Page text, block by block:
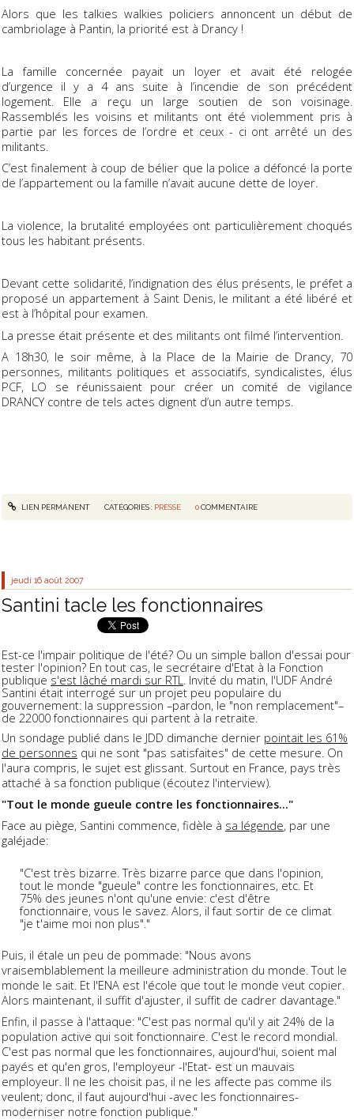
Alors que les talkies walkies policiers annoncent un début de
cambriolage à Pantin, la priorité est à Drancy !
La famille concernée payait un loyer et avait été relogée
d’urgence il y a 4 ans suite à l’incendie de son précédent
logement. Elle a reçu un large soutien de son voisinage.
Rassemblés les voisins et militants ont été violemment pris à
partie par les forces de l’ordre et ceux - ci ont arrêté un des
militants.
C’est finalement à coup de bélier que la police a défoncé la porte
de l’appartement ou la famille n’avait aucune dette de loyer.
La violence, la brutalité employées ont particulièrement choqués
tous les habitant présents.
Devant cette solidarité, l’indignation des élus présents, le préfet a
proposé un appartement à Saint Denis, le militant a été libéré et
est à l’hôpital pour examen.
La presse était présente et des militants ont filmé l’intervention.
A 18h30, le soir même, à la Place de la Mairie de Drancy, 70
personnes, militants politiques et associatifs, syndicalistes, élus
PCF, LO se réunissaient pour créer un comité de vigilance
DRANCY contre de tels actes dignent d’un autre temps.
LIEN PERMANENT CATÉGORIES : PRESSE 0COMMENTAIRE
jeudi 16 août 2007
Santini tacle les fonctionnaires
Est-ce l'impair politique de l'été? Ou un simple ballon d'essai pour
tester l'opinion? En tout cas, le secrétaire d'Etat à la Fonction
publique s'est lâché mardi sur RTL
. Invité du matin, l'UDF André
Santini était interrogé sur un projet peu populaire du
gouvernement: la suppression –pardon, le "non remplacement"–
de 22000 fonctionnaires qui partent à la retraite.
Un sondage publié dans le JDD dimanche dernier pointait les 61%
de personnes qui ne sont "pas satisfaites" de cette mesure. On
l'aura compris, le sujet est glissant. Surtout en France, pays très
attaché à sa fonction publique (écoutez l'interview).
"Tout le monde gueule contre les fonctionnaires..."
Face au piège, Santini commence, fidèle à sa légende, par une
galéjade:
"C'est très bizarre. Très bizarre parce que dans l'opinion,
tout le monde "gueule" contre les fonctionnaires, etc. Et
75% des jeunes n'ont qu'une envie: c'est d'être
fonctionnaire, vous le savez. Alors, il faut sortir de ce climat
"je t'aime moi non plus"."
Puis, il étale un peu de pommade: "Nous avons
vraisemblablement la meilleure administration du monde. Tout le
monde le sait. Et l'ENA est l'école que tout le monde veut copier.
Alors maintenant, il suffit d'ajuster, il suffit de cadrer davantage."
Enfin, il passe à l'attaque: "C'est pas normal qu'il y ait 24% de la
population active qui soit fonctionnaire. C'est le record mondial.
C'est pas normal que les fonctionnaires, aujourd'hui, soient mal
payés et qu'en gros, l'employeur -l'Etat- est un mauvais
employeur. Il ne les choisit pas, il ne les affecte pas comme ils
veulent; donc, il faut aujourd'hui -avec les fonctionnaires-
moderniser notre fonction publique."